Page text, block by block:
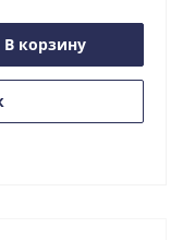
В корзину